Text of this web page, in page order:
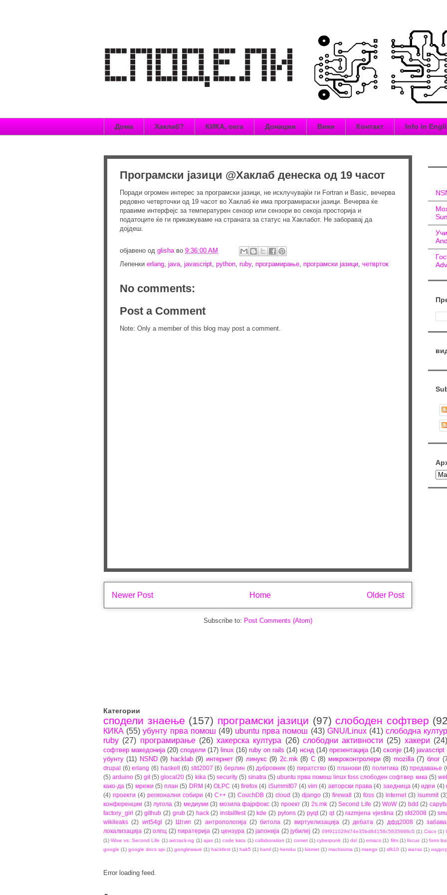
Дома Хаклаб? КИКА, сега Донации Вики Контакт Info in
Програмски јазици @Хаклаб денеска од 19 часот
Поради огромен интерес за програмски јазици, не исклучувајќи ги Fortran и Basic, вечерва
редовно четврточки од 19 часот во Хаклаб ќе има програмираски јазици. Вечерва ќе
правиме интерфејс за температурен сензор или сензори во секоја просторија и
податоците ќе ги прикажуваме на страната за статус на Хаклабот. Не заборавај да
дојдеш.
објавено од glisha во 9:36:00 AM
Лепенки erlang java javascript python ruby, програмирање програмски јазици четврток
No comments:
Post a Comment
Note: Only a member of this blog may post a comment.
Newer Post Older Post
Home
Subscribe to: Post Comments (Atom)
Категории
сподели знаење (157) програмски јазици (97) слободен софтвер
КИКА (55) убунту прва помош (49) ubuntu прва помош (43) GNU/Linux (41) слободна
ruby (27) програмирање (26) хакерска култура (26) слободни активности (25) хакери (24)
софтвер македонија (20) сподели (17) linux (16) ruby on rails (14) нснд (14) презентација (14) скопје (14) javascript
убунту (11) NSND (9) hacklab (9) интернет (9) линукс (9) 2c.mk (8) C (8) микроконтролери (8) mozilla (7) блог
drupal (6) erlang (6) haskell (6) sfd2007 (6) берлин (6) дубровник (6) пиратство (6) планови (6) политика (6) предавање
(5) arduino (5) git (5) glocal20 (5) kika (5) security (5) sinatra (5) ubuntu прва помош linux foss слободен софтвер кика (5)
како-да (5) мрежи (5) план (5) DRM (4) OLPC (4) firefox (4) iSummit07 (4) vim (4) авторски права (4) заедница (4) идеи (4)
(4) проекти (4) регионални собири (4) C++ (3) CouchDB (3) cloud (3) django (3) firewall (3) foss (3) internet (3) isummit
конференции (3) лугола (3) медиуми (3) мозила фајрфокс (3) проект (3) 2s.mk (2) Second Life (2) WoW (2) bdd (2)
factory_girl (2) github (2) grub (2) hack (2) installfest (2) kde (2) pylons (2) pyqt (2) qt (2) razmjena vjestina (2) sfd2008 (2)
wikileaks (2) wrt54gl (2) Штип (2) антропологија (2) битола (2) виртуелизација (2) дебата (2) дфд2008 (2) забава
локализација (2) олпц (2) пиратерија (2) цензура (2) јапонија (2) јубилеј (2) 09f911029d74e35bd84156c5635688c0 (1) Cisco (1)
(1) Wow vs. Second Life (1) aircrack-ng (1) ajax (1) code kata (1) collaboration (1) comet (1) cyberpunk (1) dsl (1) emacs (1) film (1) focus (1) form
google (1) google docs api (1) googlewave (1) hackfest (1) hak5 (1) haml (1) heroku (1) kismet (1) machinima (1) maego (1) sfk10 (1) матка (1)
Error loading feed.